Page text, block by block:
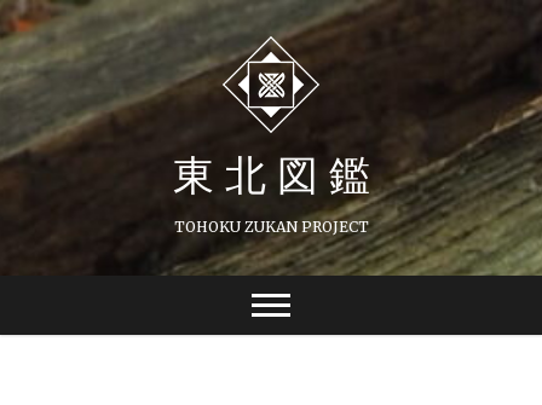
Skip
to
content
東 北 図 鑑
TOHOKU ZUKAN PROJECT